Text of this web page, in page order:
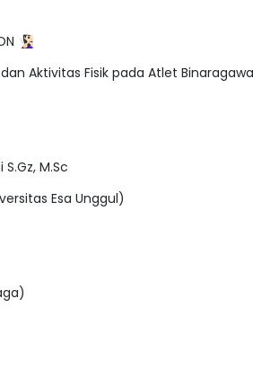
🧏🏻‍♀️
Aktivitas Fisik pada Atlet
M.Sc
Esa Unggul)